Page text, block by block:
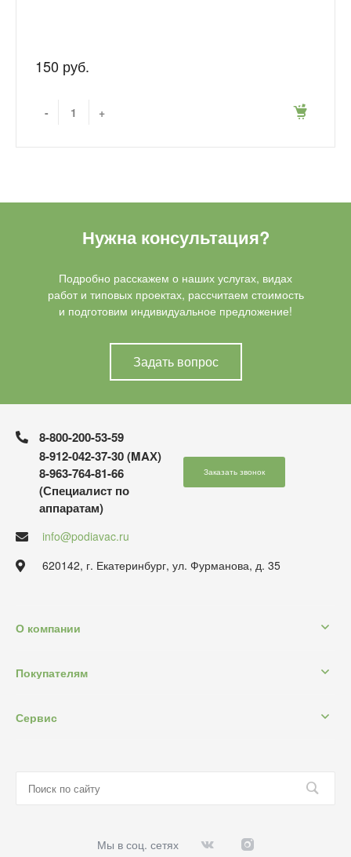
150 руб.
- +
Нужна консультация?
Подробно расскажем о наших услугах, видах
работ и типовых проектах, рассчитаем стоимость
и подготовим индивидуальное предложение!
Задать вопрос
8-800-200-53-59
8-912-042-37-30 (MAХ)
8-963-764-81-66
(Специалист по
аппаратам)
Заказать звонок
info@podiavac.ru
620142, г. Екатеринбург, ул. Фурманова, д. 35
О компании
Покупателям
Сервис
Мы в соц. сетях